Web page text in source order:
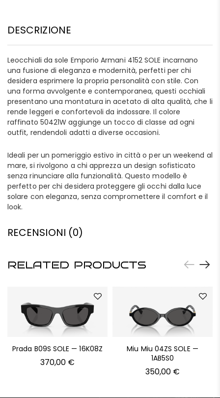
DESCRIZIONE
Leocchiali da sole Emporio Armani 4152 SOLE incarnano
una fusione di eleganza e modernità, perfetti per chi
desidera esprimere la propria personalità con stile. Con
una forma avvolgente e contemporanea, questi occhiali
presentano una montatura in acetato di alta qualità, che li
rende leggeri e confortevoli da indossare. Il colore
raffinato 50421W aggiunge un tocco di classe ad ogni
outfit, rendendoli adatti a diverse occasioni.
Ideali per un pomeriggio estivo in città o per un weekend al
mare, si rivolgono a chi apprezza un design sofisticato
senza rinunciare alla funzionalità. Questo modello è
perfetto per chi desidera proteggere gli occhi dalla luce
solare con eleganza, senza compromettere il comfort e il
look.
RECENSIONI (0)
RELATED PRODUCTS
Prada B09S SOLE — 16K08Z
370,00 €
Miu Miu 04ZS SOLE —
1AB5S0
350,00 €